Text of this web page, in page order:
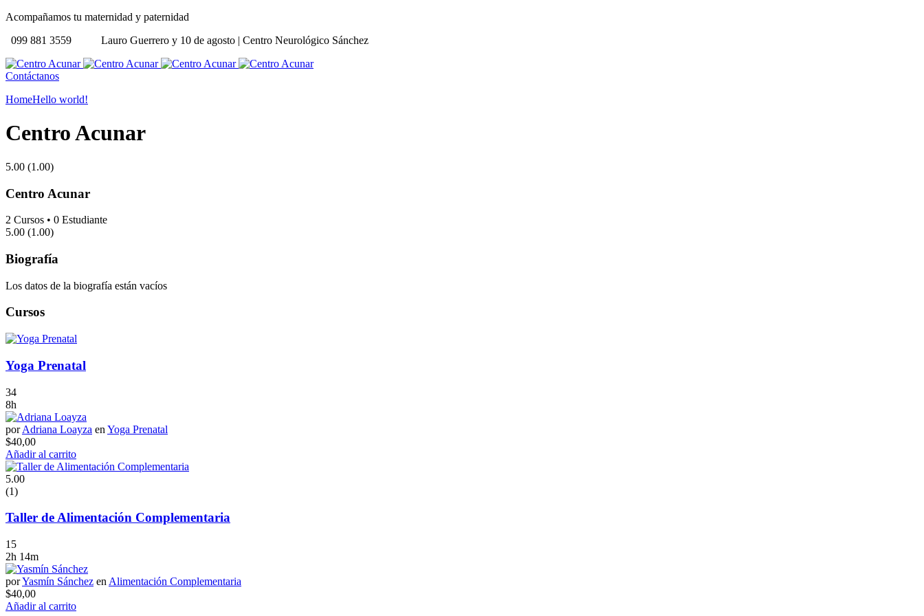
Acompañamos tu maternidad y paternidad
099 881 3559
Lauro Guerrero y 10 de agosto | Centro Neurológico Sánchez
Contáctanos
HomeHello world!
Centro Acunar
5.00 (1.00)
Centro Acunar
2 Cursos • 0 Estudiante
5.00 (1.00)
Biografía
Los datos de la biografía están vacíos
Cursos
Yoga Prenatal
34
8h
porAdriana Loayza en Yoga Prenatal
$40,00
Añadir al carrito
5.00
(1)
Taller de Alimentación Complementaria
15
2h 14m
porYasmín Sánchez en Alimentación Complementaria
$40,00
Añadir al carrito